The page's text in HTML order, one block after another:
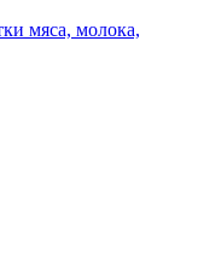
мяса, молока,